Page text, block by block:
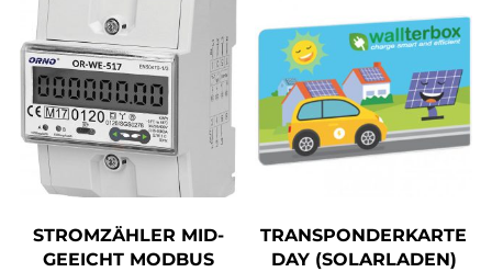
STROMZÄHLER MID-
GEEICHT MODBUS
TRANSPONDERKARTE
DAY (SOLARLADEN)